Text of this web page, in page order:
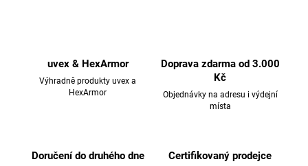
uvex & HexArmor
Výhradně produkty uvex a
HexArmor
Doprava zdarma od 3.000
Kč
Objednávky na adresu i výdejní
místa
Doručení do druhého dne Certifikovaný prodejce